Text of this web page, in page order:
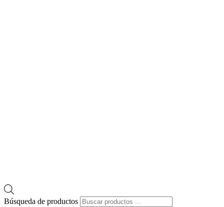
Búsqueda de productos